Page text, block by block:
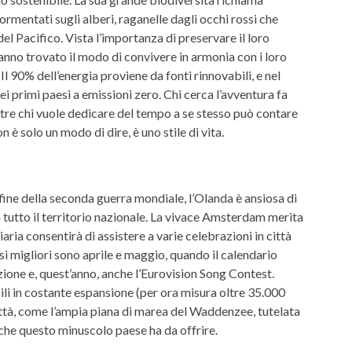
sugli alberi, raganelle dagli occhi rossi che
Pacifico. Vista l’importanza di preservare il loro
trovato il modo di convivere in armonia con i loro
dell’energia proviene da fonti rinnovabili, e nel
paesi a emissioni zero. Chi cerca l’avventura fa
chi vuole dedicare del tempo a se stesso può contare
è solo un modo di dire, è uno stile di vita.
della seconda guerra mondiale, l’Olanda è ansiosa di
il territorio nazionale. La vivace Amsterdam merita
consentirà di assistere a varie celebrazioni in città
migliori sono aprile e maggio, quando il calendario
e, quest’anno, anche l’Eurovision Song Contest.
costante espansione (per ora misura oltre 35.000
come l’ampia piana di marea del Waddenzee, tutelata
questo minuscolo paese ha da offrire.